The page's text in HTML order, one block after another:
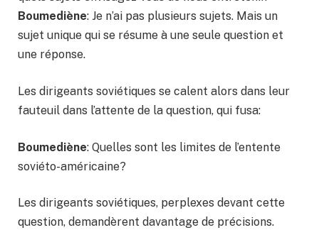
Boumediène: Je n’ai pas plusieurs sujets. Mais un
sujet unique qui se résume à une seule question et
une réponse.
Les dirigeants soviétiques se calent alors dans leur
fauteuil dans l’attente de la question, qui fusa:
Boumediène: Quelles sont les limites de l’entente
soviéto-américaine?
Les dirigeants soviétiques, perplexes devant cette
question, demandèrent davantage de précisions.